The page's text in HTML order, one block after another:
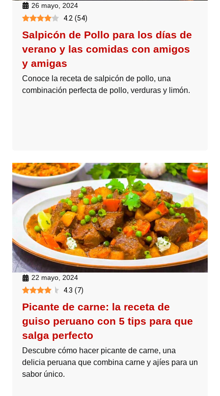
26 mayo, 2024
4.2 (54)
Salpicón de Pollo para los días de
verano y las comidas con amigos
y amigas
Conoce la receta de salpicón de pollo, una
combinación perfecta de pollo, verduras y limón.
22 mayo, 2024
4.3 (7)
Picante de carne: la receta de
guiso peruano con 5 tips para que
salga perfecto
Descubre cómo hacer picante de carne, una
delicia peruana que combina carne y ajíes para un
sabor único.